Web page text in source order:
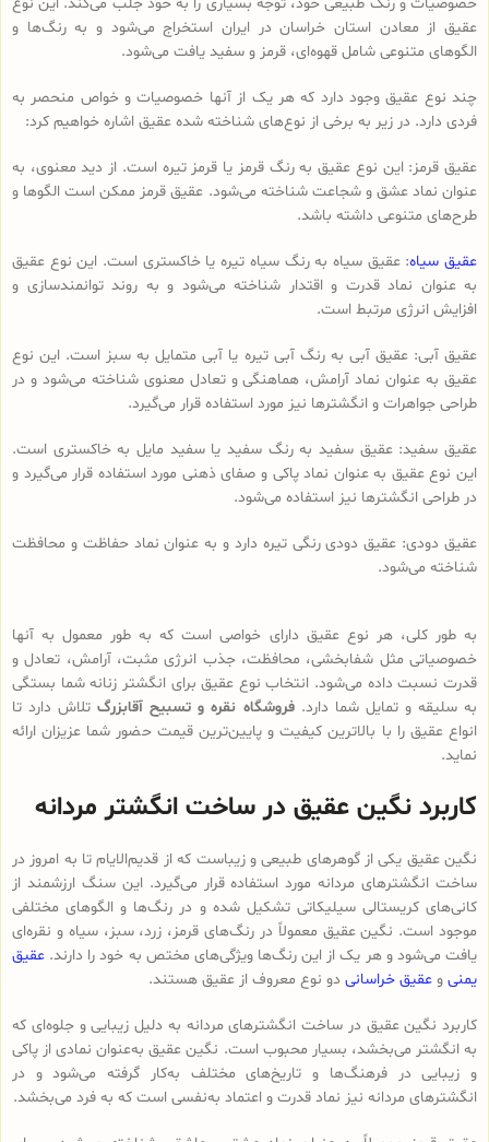
عقیق از معادن استان خراسان در ایران استخراج می‌شود و به رنگ‌ها و
الگوهای متنوعی شامل قهوه‌ای، قرمز و سفید یافت می‌شود.
چند نوع عقیق وجود دارد که هر یک از آنها خصوصیات و خواص منحصر به
فردی دارد. در زیر به برخی از نوع‌های شناخته شده عقیق اشاره خواهیم کرد:
عقیق قرمز: این نوع عقیق به رنگ قرمز یا قرمز تیره است. از دید معنوی، به
عنوان نماد عشق و شجاعت شناخته می‌شود. عقیق قرمز ممکن است الگوها و
طرح‌های متنوعی داشته باشد.
عقیق سیاه: عقیق سیاه به رنگ سیاه تیره یا خاکستری است. این نوع عقیق
به عنوان نماد قدرت و اقتدار شناخته می‌شود و به روند توانمندسازی و
افزایش انرژی مرتبط است.
عقیق آبی: عقیق آبی به رنگ آبی تیره یا آبی متمایل به سبز است. این نوع
عقیق به عنوان نماد آرامش، هماهنگی و تعادل معنوی شناخته می‌شود و در
طراحی جواهرات و انگشترها نیز مورد استفاده قرار می‌گیرد.
عقیق سفید: عقیق سفید به رنگ سفید یا سفید مایل به خاکستری است.
این نوع عقیق به عنوان نماد پاکی و صفای ذهنی مورد استفاده قرار می‌گیرد و
در طراحی انگشترها نیز استفاده می‌شود.
عقیق دودی: عقیق دودی رنگی تیره دارد و به عنوان نماد حفاظت و محافظت
شناخته می‌شود.
به طور کلی، هر نوع عقیق دارای خواصی است که به طور معمول به آنها
خصوصیاتی مثل شفابخشی، محافظت، جذب انرژی مثبت، آرامش، تعادل و
قدرت نسبت داده می‌شود. انتخاب نوع عقیق برای انگشتر زنانه شما بستگی
به سلیقه و تمایل شما دارد.فروشگاه نقره و تسبیح آقابزرگتلاش دارد تا
انواع عقیق را با بالاترین کیفیت و پایین‌ترین قیمت حضور شما عزیزان ارائه
نماید.
کاربرد نگین عقیق در ساخت انگشتر مردانه
نگین عقیق یکی از گوهرهای طبیعی و زیباست که از قدیم‌الایام تا به امروز در
ساخت انگشترهای مردانه مورد استفاده قرار می‌گیرد. این سنگ ارزشمند از
کانی‌های کریستالی سیلیکاتی تشکیل شده و در رنگ‌ها و الگوهای مختلفی
موجود است. نگین عقیق معمولاً در رنگ‌های قرمز، زرد، سبز، سیاه و نقره‌ای
یافت می‌شود و هر یک از این رنگ‌ها ویژگی‌های مختص به خود را دارند. عقیق
یمنی و عقیق خراسانی دو نوع معروف از عقیق هستند.
کاربرد نگین عقیق در ساخت انگشترهای مردانه به دلیل زیبایی و جلوه‌ای که
به انگشتر می‌بخشد، بسیار محبوب است. نگین عقیق به‌عنوان نمادی از پاکی
و زیبایی در فرهنگ‌ها و تاریخ‌های مختلف به‌کار گرفته می‌شود و در
انگشترهای مردانه نیز نماد قدرت و اعتماد به‌نفسی است که به فرد می‌بخشد.